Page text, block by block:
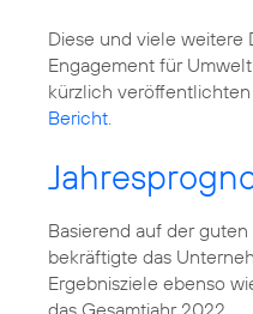
Diese und viele weitere
Engagement für Umwelt
kürzlich veröffentlichten
Bericht.
Basierend auf der
bekräftigte das
Ergebnisziele ebenso